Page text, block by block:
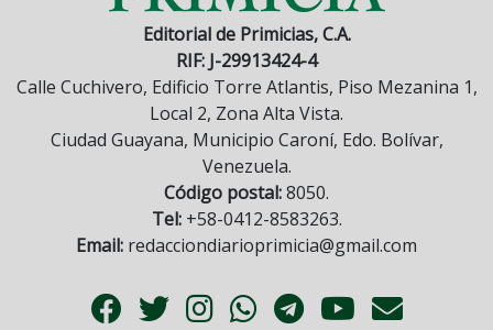
Editorial de Primicias, C.A.
RIF: J-29913424-4
Calle Cuchivero, Edificio Torre Atlantis, Piso Mezanina 1,
Local 2, Zona Alta Vista.
Ciudad Guayana, Municipio Caroní, Edo. Bolívar,
Venezuela.
Código postal:8050.
Tel:+58-0412-8583263.
Email: redacciondiarioprimicia@gmail.com